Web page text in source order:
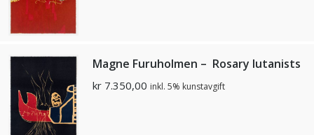
Magne Furuholmen – Rosary lutanists
kr 7.350,00 inkl. 5% kunstavgift